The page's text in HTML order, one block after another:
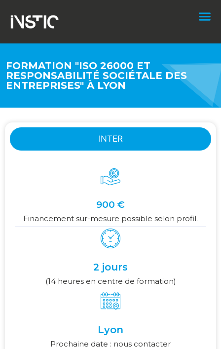
FORMATION "ISO 26000 ET
RESPONSABILITÉ SOCIÉTALE DES
ENTREPRISES" À LYON
INTER
900 €
Financement sur-mesure possible selon profil.
2 jours
(14 heures en centre de formation)
Lyon
Prochaine date : nous contacter